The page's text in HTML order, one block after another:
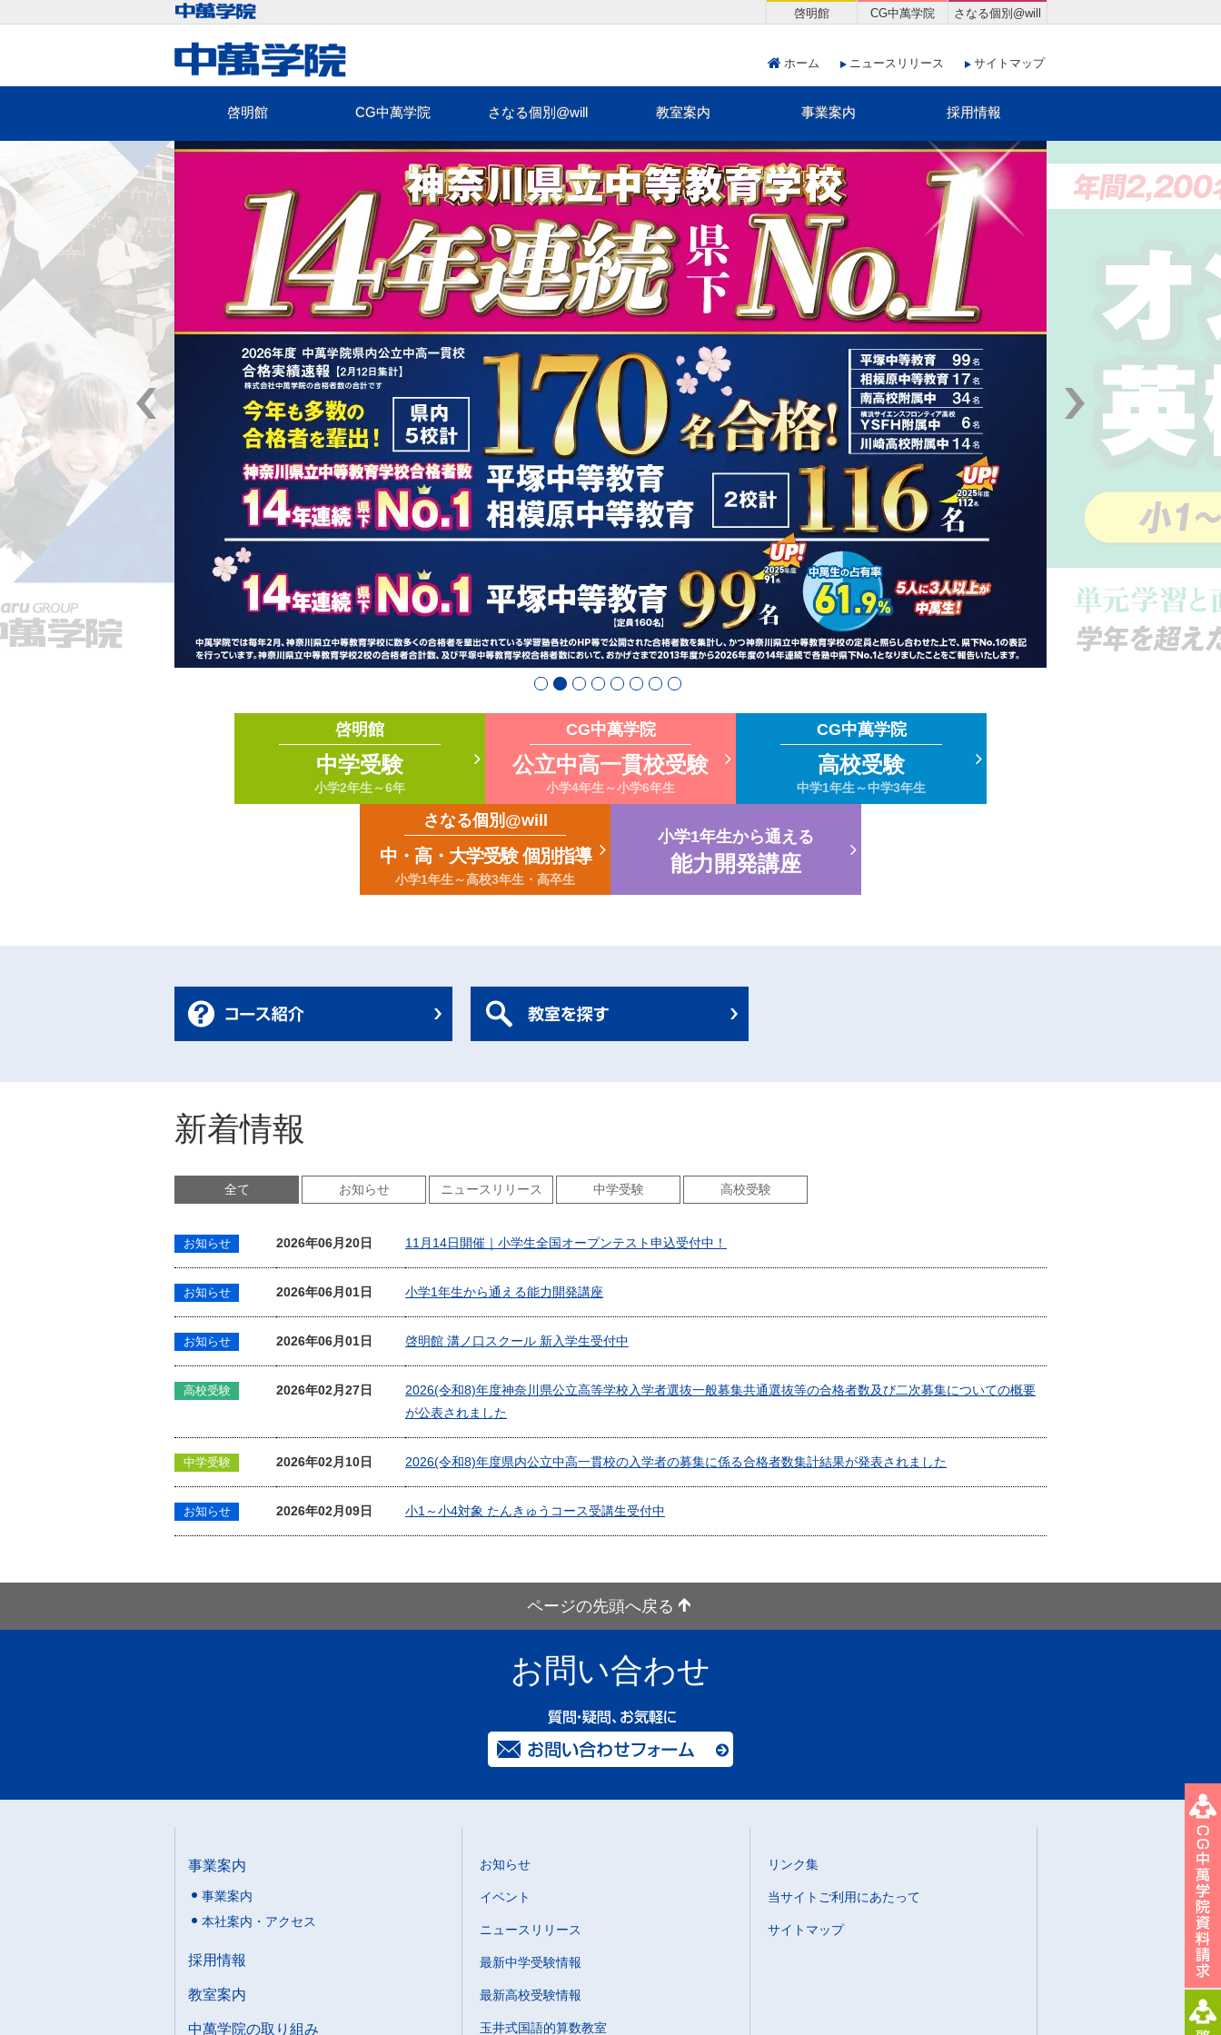
ホーム ニュースリリース サイトマップ
啓明館 CG中萬学院 さなる個別@will 教室案内 事業案内 採用情報
啓明館 CG中萬学院 さなる個別@will
啓明館
中学受験
小学2年生～6年
CG中萬学院
公立中高一貫校受験
小学4年生～小学6年生
CG中萬学院
高校受験
中学1年生～中学3年生
さなる個別@will
中・高・大学受験 個別指導
小学1年生～高校3年生・高卒生
小学1年生から通える
能力開発講座
新着情報
全て お知らせ ニュースリリース 中学受験 高校受験
お知らせ 2026年06月20日 11月14日開催｜小学生全国オープンテスト申込受付中！
お知らせ 2026年06月01日 小学1年生から通える能力開発講座
お知らせ 2026年06月01日 啓明館 溝ノ口スクール 新入学生受付中
高校受験 2026年02月27日
2026(令和8)年度神奈川県公立高等学校入学者選抜一般募集共通選抜等の合格者数及び二次募集についての概要
が公表されました
中学受験 2026年02月10日 2026(令和8)年度県内公立中高一貫校の入学者の募集に係る合格者数集計結果が発表されました
お知らせ 2026年02月09日 小1～小4対象 たんきゅうコース受講生受付中
ページの先頭へ戻る
お問い合わせ
事業案内
事業案内
本社案内・アクセス
採用情報
教室案内
中萬学院の取り組み
お知らせ
イベント
ニュースリリース
最新中学受験情報
最新高校受験情報
玉井式国語的算数教室
リンク集
当サイトご利用にあたって
サイトマップ